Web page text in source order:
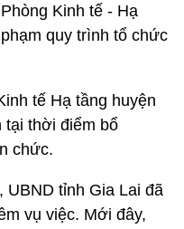
Kinh tế - Hạ
quy trình tổ chức
tế Hạ tầng huyện
tại thời điểm bổ
chức.
UBND tỉnh Gia Lai đã
vụ việc. Mới đây,